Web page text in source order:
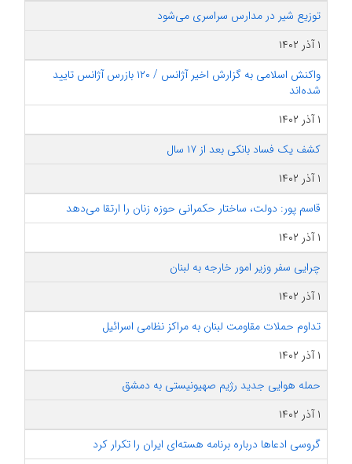
توزیع شیر در مدارس سراسری می‌شود
۱ آذر ۱۴۰۲
واکنش اسلامی به گزارش اخیر آژانس / ۱۲۰ بازرس آژانس تایید
شده‌اند
۱ آذر ۱۴۰۲
کشف یک فساد بانکی بعد از ۱۷ سال
۱ آذر ۱۴۰۲
قاسم پور: دولت، ساختار حکمرانی حوزه زنان را ارتقا می‌دهد
۱ آذر ۱۴۰۲
چرایی سفر وزیر امور خارجه به لبنان
۱ آذر ۱۴۰۲
تداوم حملات مقاومت لبنان به مراکز نظامی اسرائیل
۱ آذر ۱۴۰۲
حمله هوایی جدید رژیم صهیونیستی به دمشق
۱ آذر ۱۴۰۲
گروسی ادعاها درباره برنامه هسته‌ای ایران را تکرار کرد